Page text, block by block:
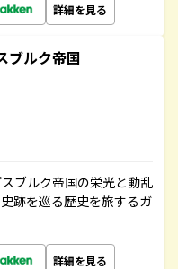
詳細を見る
ルク帝国
ブルク帝国の栄光と動乱
跡を巡る歴史を旅するガ
詳細を見る